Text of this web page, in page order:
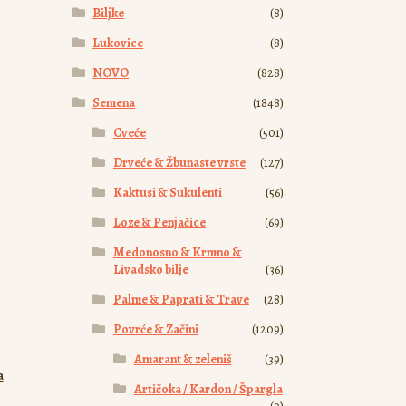
Biljke
(8)
Lukovice
(8)
NOVO
(828)
Semena
(1848)
Cveće
(501)
Drveće & Žbunaste vrste
(127)
Kaktusi & Sukulenti
(56)
Loze & Penjačice
(69)
Medonosno & Krmno &
Livadsko bilje
(36)
Palme & Paprati & Trave
(28)
Povrće & Začini
(1209)
Amarant & zeleniš
(39)
Artičoka / Kardon / Špargla